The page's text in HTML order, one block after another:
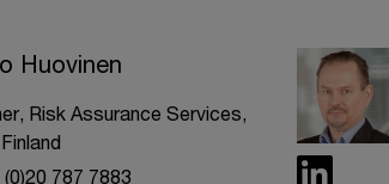
Huovinen
Risk Assurance Services,
787 7883